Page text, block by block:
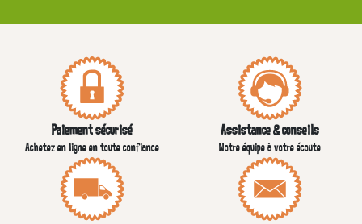
Paiement sécurisé
Achetez en ligne en toute confiance
Assistance & conseils
Notre équipe à votre écoute